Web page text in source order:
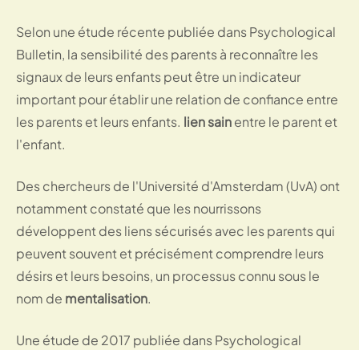
Selon une étude récente publiée dans Psychological
Bulletin, la sensibilité des parents à reconnaître les
signaux de leurs enfants peut être un indicateur
important pour établir une relation de confiance entre
les parents et leurs enfants. lien sainentre le parent et
l'enfant.
Des chercheurs de l'Université d'Amsterdam (UvA) ont
notamment constaté que les nourrissons
développent des liens sécurisés avec les parents qui
peuvent souvent et précisément comprendre leurs
désirs et leurs besoins, un processus connu sous le
nom de mentalisation.
Une étude de 2017 publiée dans Psychological